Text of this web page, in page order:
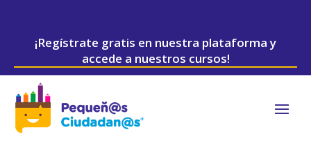
¡Regístrate gratis en nuestra plataforma y
accede a nuestros cursos!